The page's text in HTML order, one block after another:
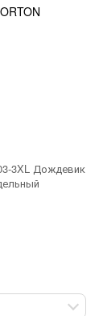
3XL Дождевик